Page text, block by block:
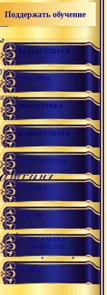
/
на
Поддержать обучение
ВИДЕОГАЛЕРЕЯ
МАГАЗИН
БИБЛИОТЕКА
АУДИОГАЛЕРЕЯ
ФОТОГАЛЕРЕЯ
ССЫЛКИ
ФОРУМ
РАССЫЛКА
НОВОСТЕЙ
РАДИО